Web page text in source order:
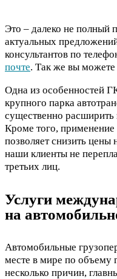
Это – далеко не полный
актуальных
консультантов по
почте. Так же вы
Одна из особенностей
крупного парка
существенно расширить
Кроме того, применение
позволяет снизить цены
наши клиенты не
третьих лиц.
Услуги
на
Автомобильные
месте в мире по объему
несколько причин,